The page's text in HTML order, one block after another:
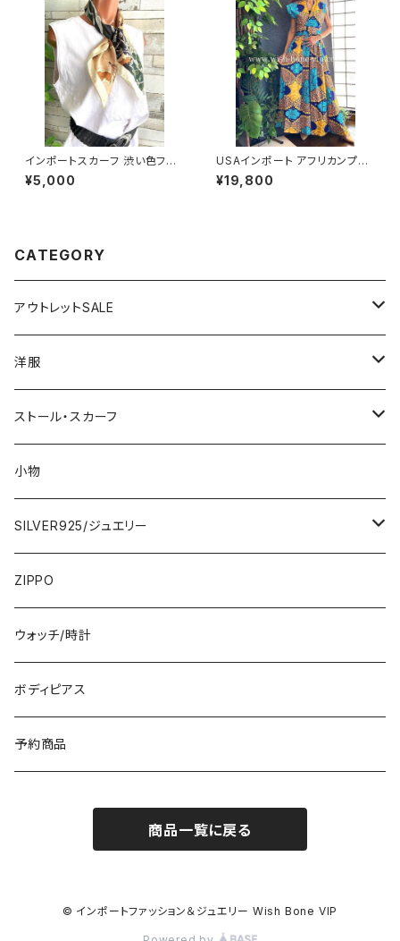
インポートスカーフ 渋い色フラ
ワー小さめスカーフ ツヤスカー
フ・バッグスカーフ/カーキフラワ
¥5,000
USAインポート アフリカンプリ
ント ロングドレス｜アレンジ次
第なマキシワンピース｜ビビット
¥19,800
CATEGORY
アウトレットSALE
1000円
2000円
3000円
5000円
7000円
洋服
インポートワンピース
ロング・マキシ
ひざ・ミディ
トップス・カーディガン・アウター
カーディガン
イタリア製ジャケット
スカート・パンツ
ストール・スカーフ
大判ストール・ロングスカーフ
小さめスカーフ
コットンストール・スカーフ
冬物・マフラー
小物
SILVER925/ジュエリー
指輪・リング
ネックレス・ペンダントトップ
ピアス・イヤリング
ブレスレット・バングル
ZIPPO
ウォッチ/時計
ボディピアス
予約商品
商品一覧に戻る
© インポートファッション＆ジュエリー Wish Bone VIP